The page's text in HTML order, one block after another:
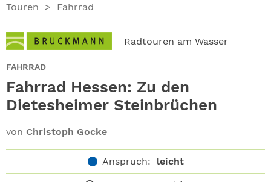
Touren Fahrrad
Radtouren am Wasser
FAHRRAD
Fahrrad Hessen: Zu den
Dietesheimer Steinbrüchen
von Christoph Gocke
Anspruch: leicht
ABO
GEWINNEN
NEWSLETTER
SHOP